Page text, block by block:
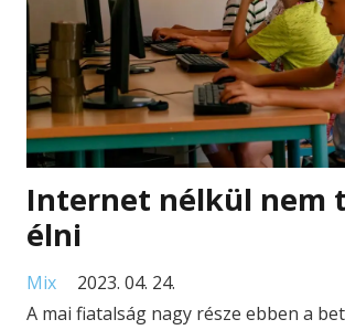
Internet nélkül nem
élni
Mix
2023. 04. 24.
A mai fiatalság nagy része ebben a